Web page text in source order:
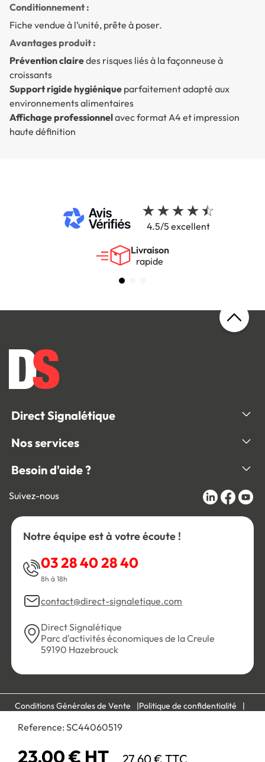
Reference: SC44060519
23,00 € HT 27,60 € TTC
Conditionnement :
Fiche vendue à l’unité, prête à poser.
Avantages produit :
Prévention clairedes risques liés à la façonneuse à
croissants
Support rigide hygiénique parfaitement adapté aux
environnements alimentaires
Affichage professionnelavec format A4 et impression
haute définition
4.5/5 excellent
Livraison
rapide
Direct Signalétique
Nos services
Besoin d'aide ?
Suivez-nous
Notre équipe est à votre écoute !
03 28 40 28 40
8h à 18h
contact@direct-signaletique.com
Direct Signalétique
Parc d'activités économiques de la Creule
59190 Hazebrouck
Conditions Générales de Vente
Politique de confidentialité
Mentions légales